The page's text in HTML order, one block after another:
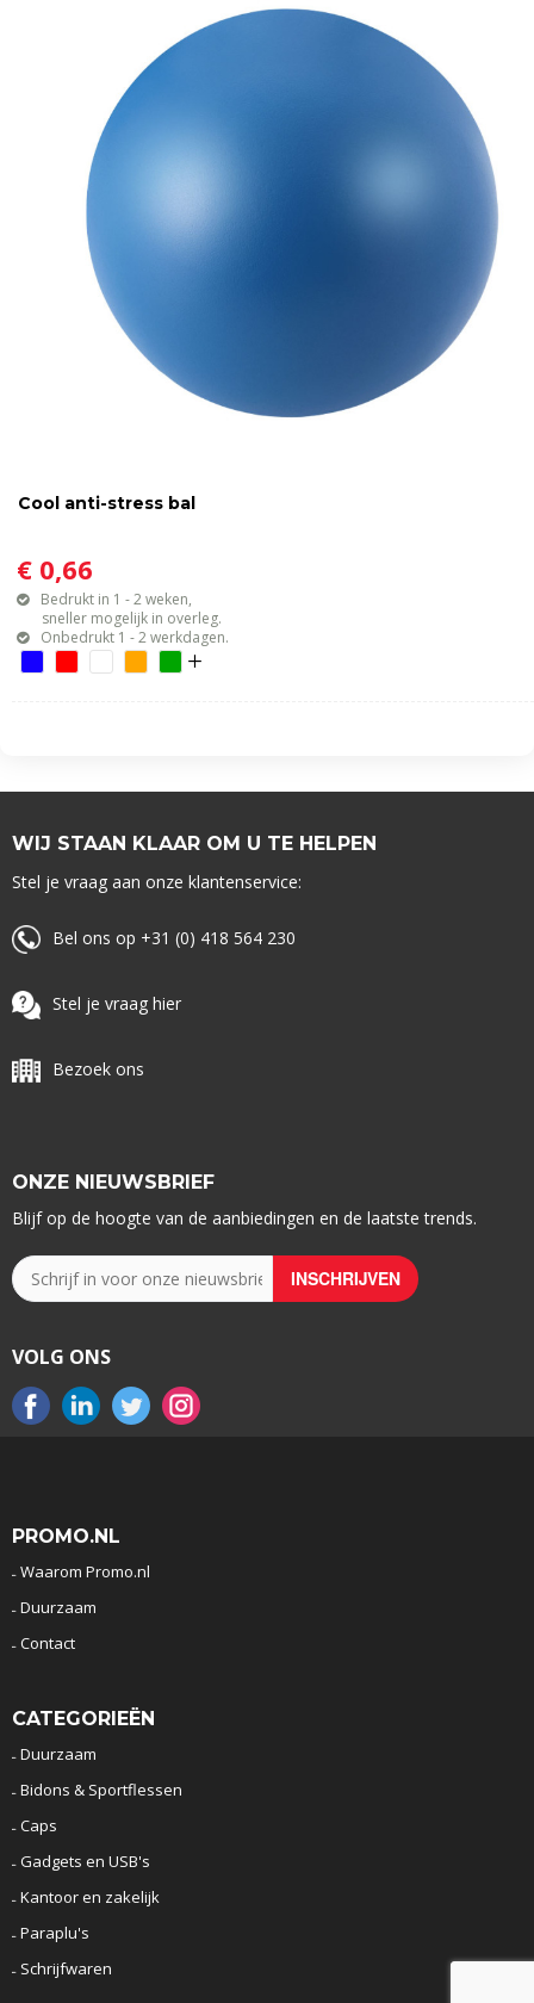
Cool anti-stress bal
€ 0,66
Bedrukt in 1 - 2 weken,
sneller mogelijk in overleg.
Onbedrukt 1 - 2 werkdagen.
WIJ STAAN KLAAR OM U TE HELPEN
Stel je vraag aan onze klantenservice:
Bel ons op +31 (0) 418 564 230
Stel je vraag hier
Bezoek ons
ONZE NIEUWSBRIEF
Blijf op de hoogte van de aanbiedingen en de laatste trends.
VOLG ONS
PROMO.NL
Waarom Promo.nl
Duurzaam
Contact
CATEGORIEËN
Duurzaam
Bidons & Sportflessen
Caps
Gadgets en USB's
Kantoor en zakelijk
Paraplu's
Schrijfwaren